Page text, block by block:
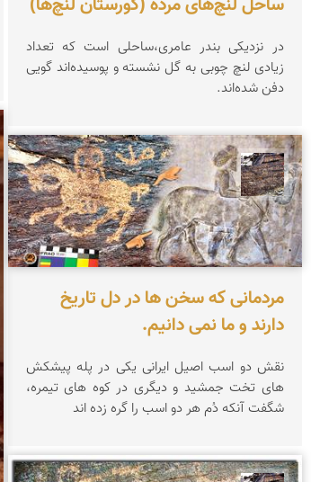
در نزدیکی بندر عامری،‌ساحلی است که تعداد
زیادی لنچ چوبی به گل نشسته‌ و پوسیده‌اند گویی
دفن شده‌اند.
محمد ناصری فرد
مردمانی که سخن ها در دل تاریخ
دارند و ما نمی دانیم.
نقش دو اسب اصیل ایرانی یکی در پله پیشکش
های تخت جمشید و دیگری در کوه های تیمره،
شگفت آنکه دُم هر دو اسب را گره زده اند